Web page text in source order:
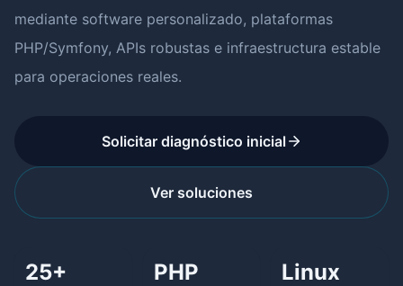
mediante software personalizado, plataformas
PHP/Symfony, APIs robustas e infraestructura estable
para operaciones reales.
Solicitar diagnóstico inicial
Ver soluciones
25+ PHP Linux